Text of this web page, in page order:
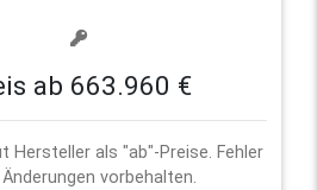
ab 663.960 €
Hersteller als "ab"-Preise. Fehler
vorbehalten.